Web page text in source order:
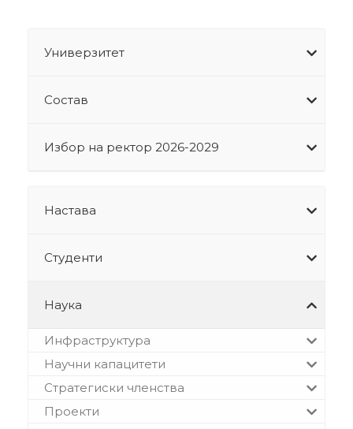
Универзитет
Состав
Избор на ректор 2026-2029
Настава
Студенти
Наука
Инфраструктура
Научни капацитети
Стратегиски членства
Проекти